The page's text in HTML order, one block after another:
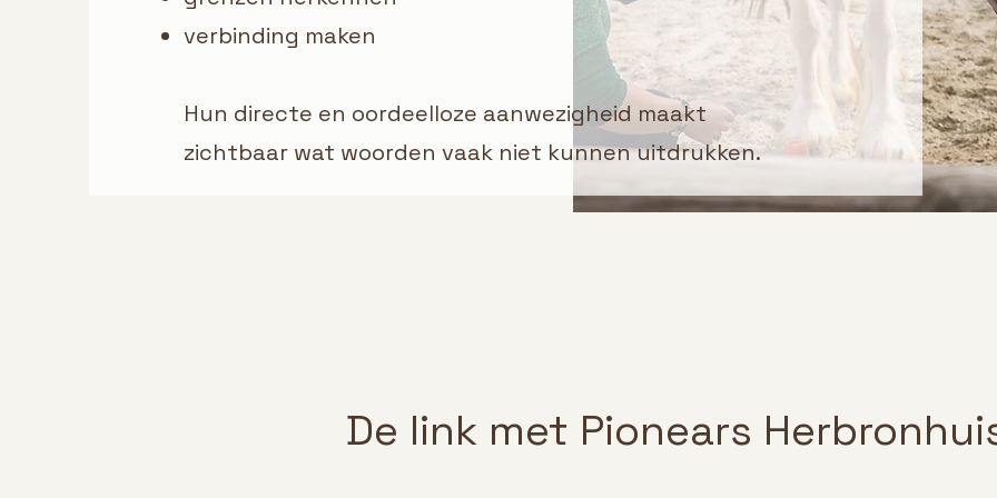
verbinding maken
Hun directe en oordeelloze aanwezigheid maakt
zichtbaar wat woorden vaak niet kunnen uitdrukken.
De link met Pionears